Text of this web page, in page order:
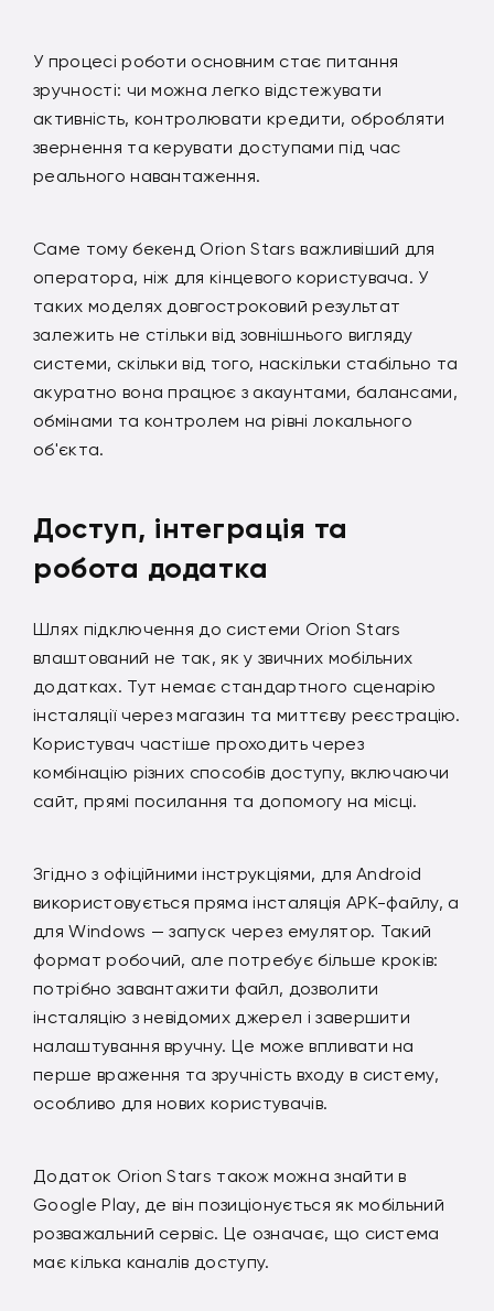
У процесі роботи основним стає питання
зручності: чи можна легко відстежувати
активність, контролювати кредити, обробляти
звернення та керувати доступами під час
реального навантаження.
Саме тому бекенд Orion Stars важливіший для
оператора, ніж для кінцевого користувача. У
таких моделях довгостроковий результат
залежить не стільки від зовнішнього вигляду
системи, скільки від того, наскільки стабільно та
акуратно вона працює з акаунтами, балансами,
обмінами та контролем на рівні локального
об'єкта.
Доступ, інтеграція та
робота додатка
Шлях підключення до системи Orion Stars
влаштований не так, як у звичних мобільних
додатках. Тут немає стандартного сценарію
інсталяції через магазин та миттєву реєстрацію.
Користувач частіше проходить через
комбінацію різних способів доступу, включаючи
сайт, прямі посилання та допомогу на місці.
Згідно з офіційними інструкціями, для Android
використовується пряма інсталяція APK-файлу, а
для Windows — запуск через емулятор. Такий
формат робочий, але потребує більше кроків:
потрібно завантажити файл, дозволити
інсталяцію з невідомих джерел і завершити
налаштування вручну. Це може впливати на
перше враження та зручність входу в систему,
особливо для нових користувачів.
Додаток Orion Stars також можна знайти в
Google Play, де він позиціонується як мобільний
розважальний сервіс. Це означає, що система
має кілька каналів доступу.